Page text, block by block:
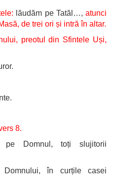
lăudăm pe Tatăl…, atunci
de trei ori și intră în altar.
preotul din Sfintele Uși,
8.
pe Domnul, toți slujitorii
în curțile casei